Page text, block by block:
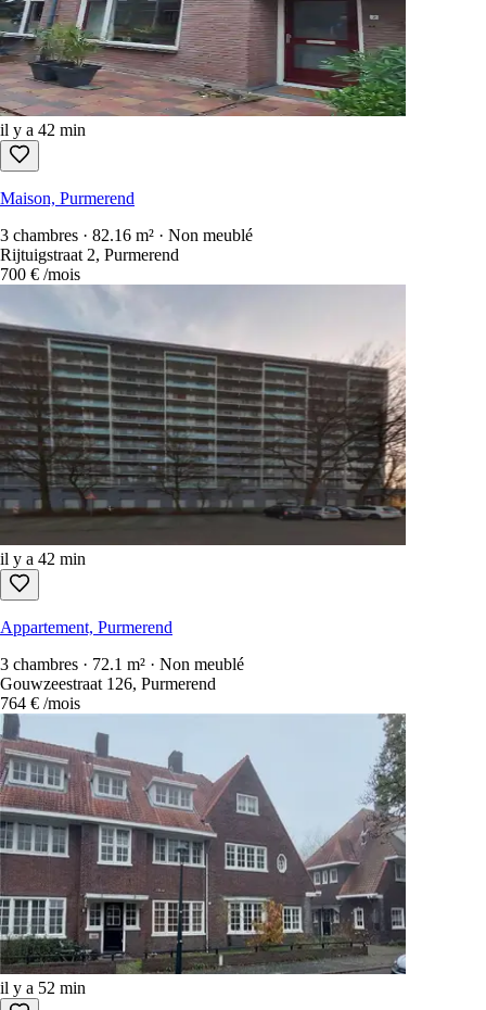
il y a 42 min
Maison, Purmerend
3 chambres · 82.16 m² · Non meublé
Rijtuigstraat 2, Purmerend
700 € /mois
il y a 42 min
Appartement, Purmerend
3 chambres · 72.1 m² · Non meublé
Gouwzeestraat 126, Purmerend
764 € /mois
il y a 52 min